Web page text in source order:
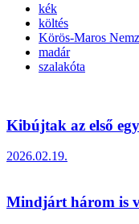
kék
költés
Körös-Maros
madár
szalakóta
Kibújtak az első
2026.02.19.
Mindjárt három is